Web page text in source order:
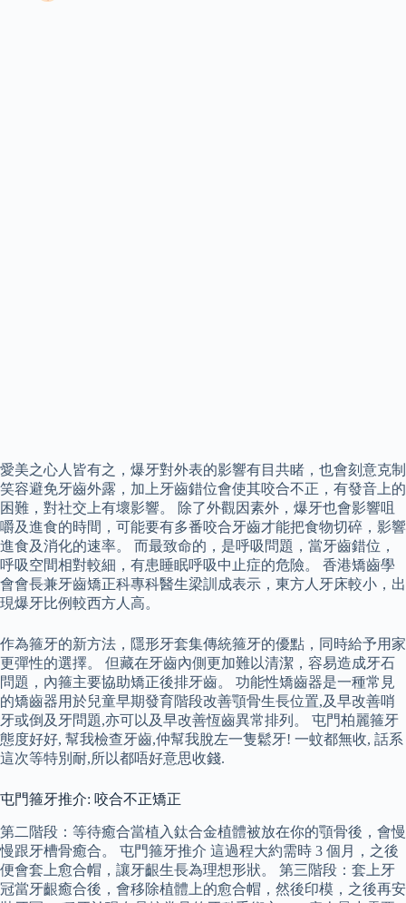
愛美之心人皆有之，爆牙對外表的影響有目共睹，也會刻意克制
笑容避免牙齒外露，加上牙齒錯位會使其咬合不正，有發音上的
困難，對社交上有壞影響。 除了外觀因素外，爆牙也會影響咀
嚼及進食的時間，可能要有多番咬合牙齒才能把食物切碎，影響
進食及消化的速率。 而最致命的，是呼吸問題，當牙齒錯位，
呼吸空間相對較細，有患睡眠呼吸中止症的危險。 香港矯齒學
會會長兼牙齒矯正科專科醫生梁訓成表示，東方人牙床較小，出
現爆牙比例較西方人高。
作為箍牙的新方法，隱形牙套集傳統箍牙的優點，同時給予用家
更彈性的選擇。 但藏在牙齒內側更加難以清潔，容易造成牙石
問題，內箍主要協助矯正後排牙齒。 功能性矯齒器是一種常見
的矯齒器用於兒童早期發育階段改善顎骨生長位置,及早改善哨
牙或倒及牙問題,亦可以及早改善恆齒異常排列。 屯門柏麗箍牙
態度好好, 幫我檢查牙齒,仲幫我脫左一隻鬆牙! 一蚊都無收, 話系
這次等特別耐,所以都唔好意思收錢.
屯門箍牙推介: 咬合不正矯正
第二階段：等待癒合當植入鈦合金植體被放在你的顎骨後，會慢
慢跟牙槽骨癒合。 屯門箍牙推介 這過程大約需時 3 個月，之後
便會套上愈合帽，讓牙齦生長為理想形狀。 第三階段：套上牙
冠當牙齦癒合後，會移除植體上的愈合帽，然後印模，之後再安